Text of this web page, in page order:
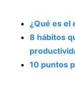
¿Qué es el
8 hábitos
10 puntos